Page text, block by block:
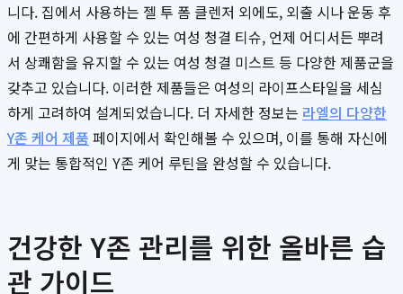
니다. 집에서 사용하는 젤 투 폼 클렌저 외에도, 외출 시나 운동 후
에 간편하게 사용할 수 있는 여성 청결 티슈, 언제 어디서든 뿌려
서 상쾌함을 유지할 수 있는 여성 청결 미스트 등 다양한 제품군을
갖추고 있습니다. 이러한 제품들은 여성의 라이프스타일을 세심
하게 고려하여 설계되었습니다. 더 자세한 정보는 라엘의 다양한
Y존 케어 제품 페이지에서 확인해볼 수 있으며, 이를 통해 자신에
게 맞는 통합적인 Y존 케어 루틴을 완성할 수 있습니다.
건강한 Y존 관리를 위한 올바른 습
관 가이드